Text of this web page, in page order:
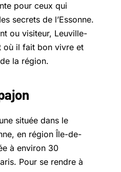
pour ceux qui
secrets de l’Essonne.
ou visiteur, Leuville-
où il fait bon vivre et
la région.
située dans le
en région Île-de-
à environ 30
Pour se rendre à